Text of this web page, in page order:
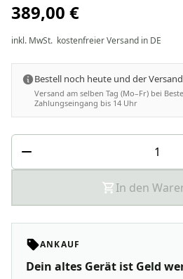
389,00 €
inkl. MwSt. kostenfreier Versand in DE
Bestell noch heute und der
Versand am selben Tag (Mo–Fr) bei
Zahlungseingang bis 14 Uhr
In den
ANKAUF
Dein altes Gerät ist Geld